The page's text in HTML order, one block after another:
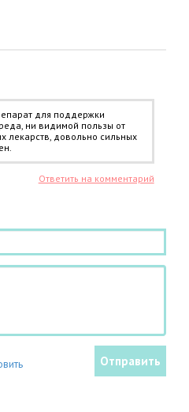
для поддержки
ни видимой пользы от
лекарств, довольно сильных
Ответить на комментарий